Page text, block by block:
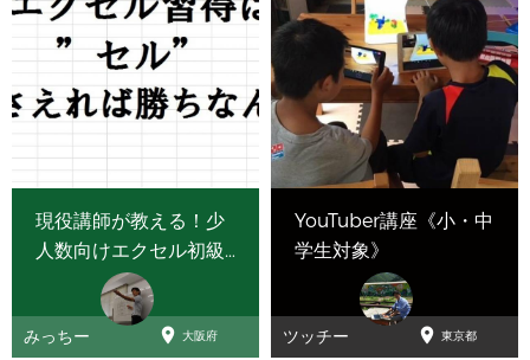
現役講師が教える！少
人数向けエクセル初級
みっちー  大阪府
YouTuber講座《小・中
学生対象》
ツッチー  東京都